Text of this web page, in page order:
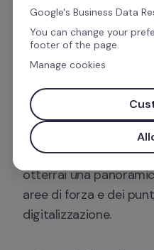
Scopri in pochi minuti
➡️ Factorial Score è
valuta il livello di
azienda.
Rispondendo a
otterrai una
aree di forza e dei
digitalizzazione.
Google's Business Data
You can change your
footer of the page.
Manage cookies